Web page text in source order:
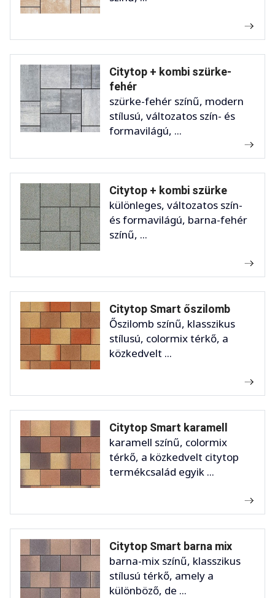
Citytop + kombi szürke-
fehér
szürke-fehér színű, modern
stílusú, változatos szín- és
formavilágú, ...
Citytop + kombi szürke
különleges, változatos szín-
és formavilágú, barna-fehér
színű, ...
Citytop Smart őszilomb
Őszilomb színű, klasszikus
stílusú, colormix térkő, a
közkedvelt ...
Citytop Smart karamell
karamell színű, colormix
térkő, a közkedvelt citytop
termékcsalád egyik ...
Citytop Smart barna mix
barna-mix színű, klasszikus
stílusú térkő, amely a
különböző, de ...